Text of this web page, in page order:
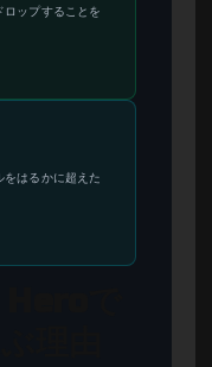
ップすることを
はるかに超えた